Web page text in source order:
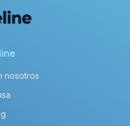
nosotros